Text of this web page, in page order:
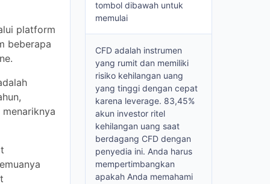
terkemuka.
broker yang
berhasil
300.000
dari
menjadi
tombol dibawah untuk
memulai
CFD adalah instrumen
yang rumit dan memiliki
risiko kehilangan uang yang
tinggi dengan cepat karena
leverage. 83,45% akun
investor ritel kehilangan
uang saat berdagang CFD
dengan penyedia ini. Anda
harus mempertimbangkan
apakah Anda memahami
cara kerja CFD dan apakah